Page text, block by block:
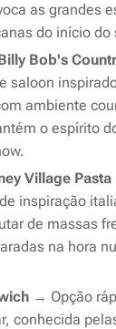
as grandes
do início do
Bob's
saloon
ambiente
o espírito
Village Pasta
inspiração
de massas
na hora
→ Opção
conhecida